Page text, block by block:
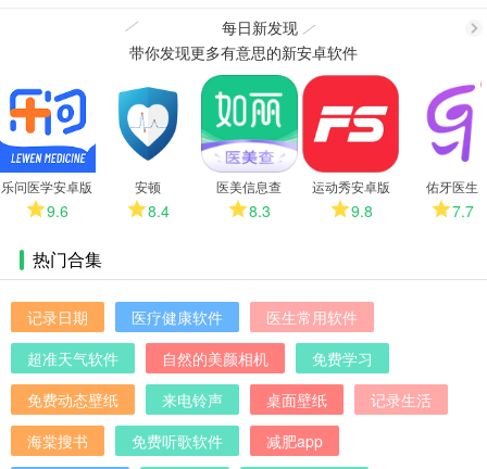
每日新发现
多
带你发现更多有意思的新安卓软件
乐问医学安卓版
9.6
安顿
8.4
医美信息查
8.3
运动秀安卓版
9.8
佑牙医生
7.7
热门合集
记录日期 医疗健康软件
医生常用软件
超准天气软件
自然的美颜相机
免费学习
免费动态壁纸
来电铃声 桌面壁纸
记录生活
海棠搜书
免费听歌软件
减肥app